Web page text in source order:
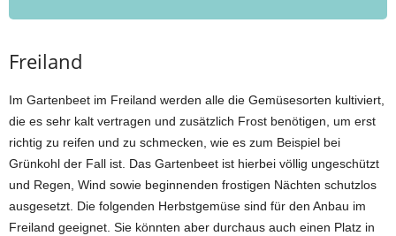
Freiland
Im Gartenbeet im Freiland werden alle die Gemüsesorten kultiviert,
die es sehr kalt vertragen und zusätzlich Frost benötigen, um erst
richtig zu reifen und zu schmecken, wie es zum Beispiel bei
Grünkohl der Fall ist. Das Gartenbeet ist hierbei völlig ungeschützt
und Regen, Wind sowie beginnenden frostigen Nächten schutzlos
ausgesetzt. Die folgenden Herbstgemüse sind für den Anbau im
Freiland geeignet. Sie könnten aber durchaus auch einen Platz in